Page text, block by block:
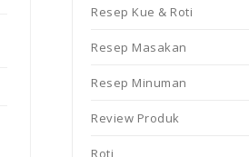
Resep Kue & Roti
Resep Masakan
Resep Minuman
Review Produk
Roti